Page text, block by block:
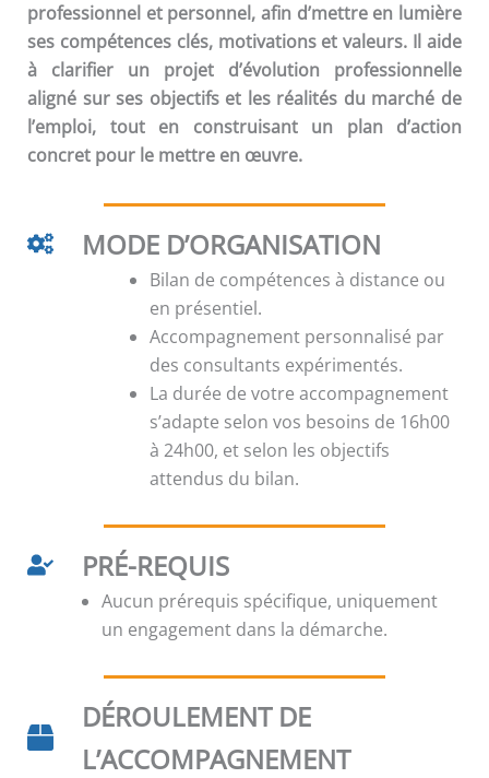
professionnel et personnel, afin d’mettre en lumière
ses compétences clés, motivations et valeurs. Il aide
à clarifier un projet d’évolution professionnelle
aligné sur ses objectifs et les réalités du marché de
l’emploi, tout en construisant un plan d’action
concret pour le mettre en œuvre.
MODE D’ORGANISATION
Bilan de compétences à distance ou
en présentiel.
Accompagnement personnalisé par
des consultants expérimentés.
La durée de votre accompagnement
s’adapte selon vos besoins de 16h00
à 24h00, et selon les objectifs
attendus du bilan.
PRÉ-REQUIS
Aucun prérequis spécifique, uniquement
un engagement dans la démarche.
DÉROULEMENT DE
L’ACCOMPAGNEMENT